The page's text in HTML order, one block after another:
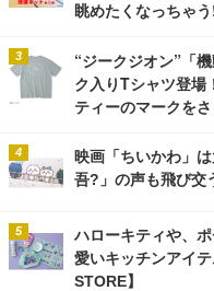
眺めたくなっちゃ
“ジークジオン”「
ク入りTシャツ登場
ティーのマークを
映画「ちいかわ」
吾?」の声も飛び交
ハローキティや、
愛いキッチンアイ
STORE】